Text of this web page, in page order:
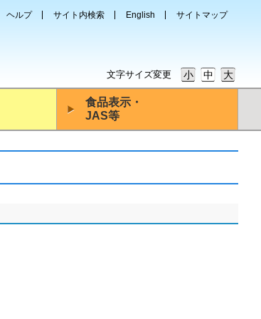
ヘルプ サイト内検索 English サイトマップ
文字サイズ変更 小 中 大
食品表示・
JAS等